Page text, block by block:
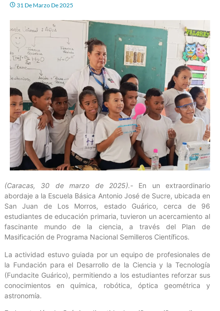
31 De Marzo De 2025
(Caracas, 30 de marzo de 2025).-En un extraordinario
abordaje a la Escuela Básica Antonio José de Sucre, ubicada en
San Juan de Los Morros, estado Guárico, cerca de 96
estudiantes de educación primaria, tuvieron un acercamiento al
fascinante mundo de la ciencia, a través del Plan de
Masificación de Programa Nacional Semilleros Científicos.
La actividad estuvo guiada por un equipo de profesionales de
la Fundación para el Desarrollo de la Ciencia y la Tecnología
(Fundacite Guárico), permitiendo a los estudiantes reforzar sus
conocimientos en química, robótica, óptica geométrica y
astronomía.